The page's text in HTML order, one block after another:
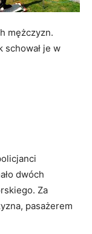
mężczyzn.
schował je w
dwóch
Za
pasażerem